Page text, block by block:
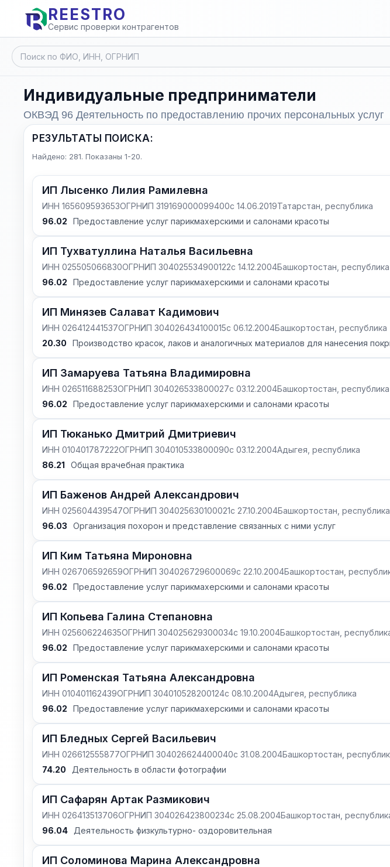
REESTRO
Сервис проверки контрагентов
Индивидуальные предприниматели
ОКВЭД 96 Деятельность по предоставлению прочих персональных услуг
РЕЗУЛЬТАТЫ ПОИСКА:
Найдено: 281. Показаны 1-20.
ИП Лысенко Лилия Рамилевна
ИНН 165609593653ОГРНИП 319169000099400с 14.06.2019Татарстан, республика
96.02
Предоставление услуг парикмахерскими и салонами красоты
ИП Тухватуллина Наталья Васильевна
ИНН 025505066830ОГРНИП 304025534900122с 14.12.2004Башкортостан, республика
96.02
Предоставление услуг парикмахерскими и салонами красоты
ИП Минязев Салават Кадимович
ИНН 026412441537ОГРНИП 304026434100015с 06.12.2004Башкортостан, республика
20.30
Производство красок, лаков и аналогичных материалов для нанесения
ИП Замаруева Татьяна Владимировна
ИНН 026511688253ОГРНИП 304026533800027с 03.12.2004Башкортостан, республика
96.02
Предоставление услуг парикмахерскими и салонами красоты
ИП Тюканько Дмитрий Дмитриевич
ИНН 010401787222ОГРНИП 304010533800090с 03.12.2004Адыгея, республика
86.21
Общая врачебная практика
ИП Баженов Андрей Александрович
ИНН 025604439547ОГРНИП 304025630100021с 27.10.2004Башкортостан, республика
96.03
Организация похорон и представление связанных с ними услуг
ИП Ким Татьяна Мироновна
ИНН 026706592659ОГРНИП 304026729600069с 22.10.2004Башкортостан,
96.02
Предоставление услуг парикмахерскими и салонами красоты
ИП Копьева Галина Степановна
ИНН 025606224635ОГРНИП 304025629300034с 19.10.2004Башкортостан,
96.02
Предоставление услуг парикмахерскими и салонами красоты
ИП Роменская Татьяна Александровна
ИНН 010401162439ОГРНИП 304010528200124с 08.10.2004Адыгея, республика
96.02
Предоставление услуг парикмахерскими и салонами красоты
ИП Бледных Сергей Васильевич
ИНН 026612555877ОГРНИП 304026624400040с 31.08.2004Башкортостан,
74.20
Деятельность в области фотографии
ИП Сафарян Артак Размикович
ИНН 026413513706ОГРНИП 304026423800234с 25.08.2004Башкортостан,
96.04
Деятельность физкультурно- оздоровительная
ИП Соломинова Марина Александровна